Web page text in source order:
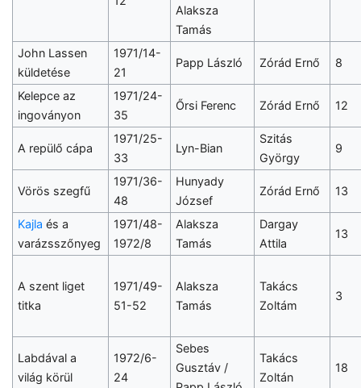
Alaksza
Tamás
John Lassen
küldetése
1971/14-
21
Papp László Zórád Ernő 8
Kelepce az
ingoványon
1971/24-
35
Őrsi Ferenc Zórád Ernő 12
A repülő cápa
1971/25-
33
Lyn-Bian
Szitás
György
9
Vörös szegfű
1971/36-
48
Hunyady
József
Zórád Ernő 13
Kajla és a
varázsszőnyeg
1971/48-
1972/8
Alaksza
Tamás
Dargay
Attila
13
A szent liget
titka
1971/49-
51-52
Alaksza
Tamás
Takács
Zoltám
3
Labdával a
világ körül
1972/6-
24
Sebes
Gusztáv /
Takács
Zoltán
18